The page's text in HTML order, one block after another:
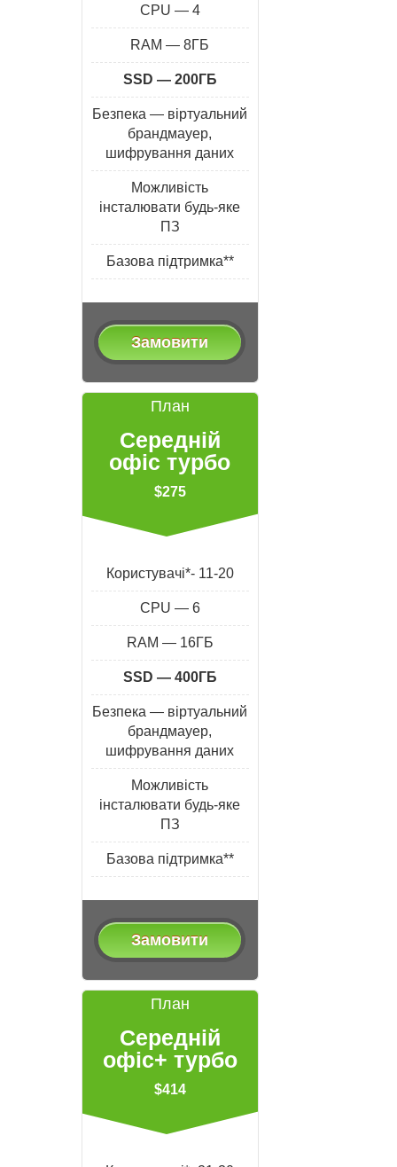
CPU — 4
RAM — 8ГБ
SSD — 200ГБ
Безпека — віртуальний
брандмауер,
шифрування даних
Можливість
інсталювати будь-яке
ПЗ
Базова підтримка**
Замовити
План
Середній
офіс турбо
$275
Користувачі*- 11-20
CPU — 6
RAM — 16ГБ
SSD — 400ГБ
Безпека — віртуальний
брандмауер,
шифрування даних
Можливість
інсталювати будь-яке
ПЗ
Базова підтримка**
Замовити
План
Середній
офіс+ турбо
$414